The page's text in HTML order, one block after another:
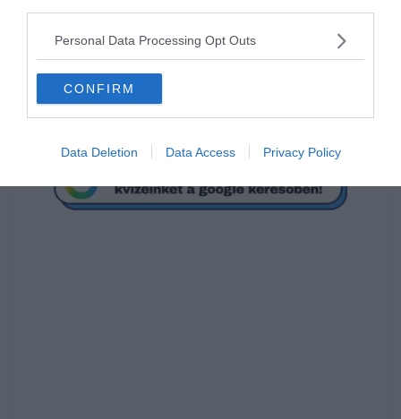
Personal Data Processing Opt Outs
CONFIRM
Data Deletion Data Access Privacy Policy
Ha érdekelnek további kvízekittmegtalálod őket, illetve
csatlakozhatsz
csoportunkhoz is.
Mielőtt belépsz ne felejtsd el megosztani barátaiddal az